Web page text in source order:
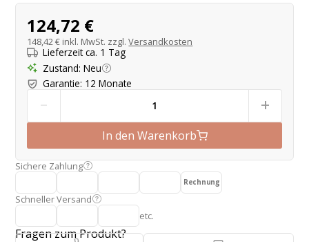
Produktangebot
124,72 €
148,42 € inkl. MwSt. zzgl.Versandkosten
Lieferzeit ca. 1 Tag
Zustand: Neu
Garantie: 12 Monate
- +
In den Warenkorb
Sichere Zahlung
Rechnung
Schneller Versand
etc.
Fragen zum Produkt?